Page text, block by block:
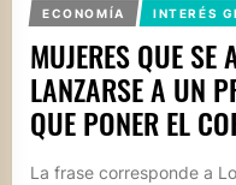
ECONOMÍA INTERÉS
MUJERES QUE
LANZARSE A UN
QUE PONER EL
La frase corresponde a